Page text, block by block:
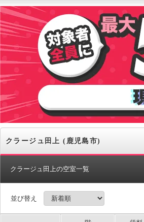
クラージュ田上 (鹿児島市)
クラージュ田上の空室一覧
並び替え